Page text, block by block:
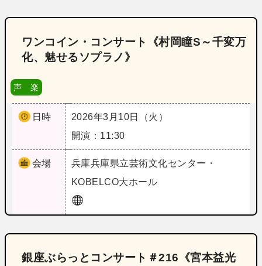
ワンコイン・コンサート《村岡瞳S～千変万
化、魅せるソプラノ》
声 楽
日時
2026年3月10日（火）
開演：11:30
会場 兵庫兵庫県立芸術文化センター・
KOBELCO大ホール
銀座ぶらっとコンサート＃216《宮本益光